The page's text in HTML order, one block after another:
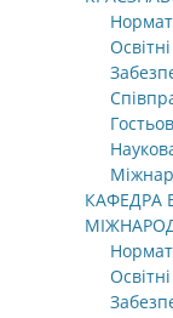
КАФЕДРА